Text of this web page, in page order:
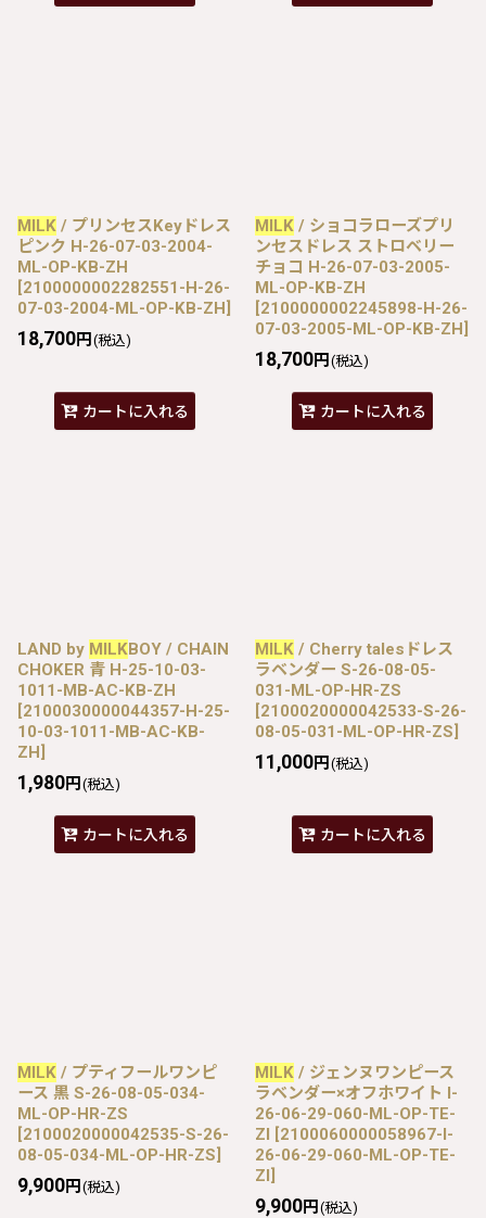
MILK / プリンセスKeyドレス
ピンク H-26-07-03-2004-
ML-OP-KB-ZH
[2100000002282551-H-26-
07-03-2004-ML-OP-KB-ZH]
18,700円 (税込)
カートに入れる
MILK / ショコラローズプリ
ンセスドレス ストロベリー
チョコ H-26-07-03-2005-
ML-OP-KB-ZH
[2100000002245898-H-26-
07-03-2005-ML-OP-KB-ZH]
18,700円 (税込)
カートに入れる
LAND by MILKBOY / CHAIN
CHOKER 青 H-25-10-03-
1011-MB-AC-KB-ZH
[2100030000044357-H-25-
10-03-1011-MB-AC-KB-
ZH]
1,980円 (税込)
カートに入れる
MILK / Cherry talesドレス
ラベンダー S-26-08-05-
031-ML-OP-HR-ZS
[2100020000042533-S-26-
08-05-031-ML-OP-HR-ZS]
11,000円 (税込)
カートに入れる
MILK / プティフールワンピ
ース 黒 S-26-08-05-034-
ML-OP-HR-ZS
[2100020000042535-S-26-
08-05-034-ML-OP-HR-ZS]
9,900円 (税込)
MILK / ジェンヌワンピース
ラベンダー×オフホワイト I-
26-06-29-060-ML-OP-TE-
ZI [2100060000058967-I-
26-06-29-060-ML-OP-TE-
ZI]
9,900円 (税込)